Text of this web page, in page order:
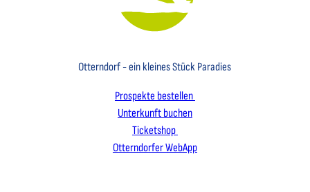
Otterndorf - ein kleines Stück Paradies
Prospekte bestellen
Unterkunft buchen
Ticketshop
Otterndorfer WebApp